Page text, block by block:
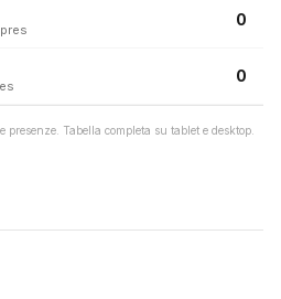
pres
0
0
Tabella completa su tablet e desktop.